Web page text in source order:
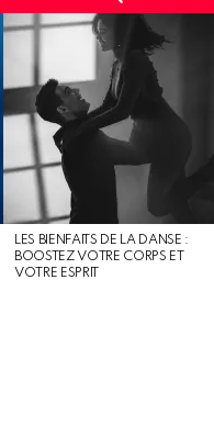
LES BIENFAITS DE LA DANSE :
BOOSTEZ VOTRE CORPS ET
VOTRE ESPRIT